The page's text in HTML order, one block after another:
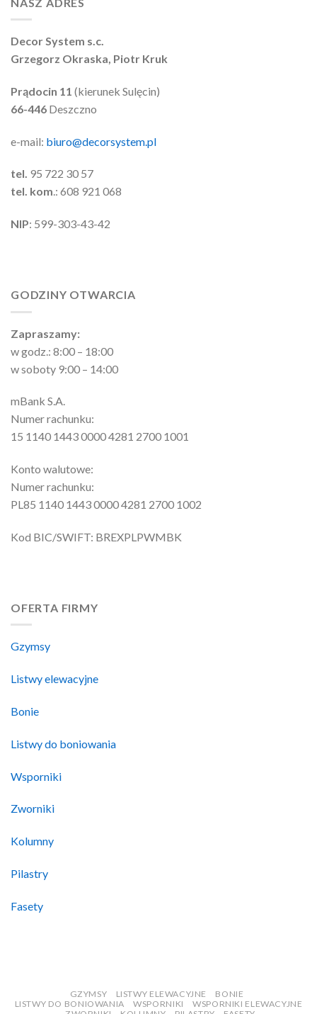
Decor System s.c.
Grzegorz Okraska, Piotr Kruk
Prądocin 11 (kierunek Sulęcin)
66-446 Deszczno
e-mail: biuro@decorsystem.pl
tel. 95 722 30 57
tel. kom.: 608 921 068
NIP: 599-303-43-42
GODZINY OTWARCIA
Zapraszamy:
w godz.: 8:00 – 18:00
w soboty 9:00 – 14:00
mBank S.A.
Numer rachunku:
15 1140 1443 0000 4281 2700 1001
Konto walutowe:
Numer rachunku:
PL85 1140 1443 0000 4281 2700 1002
Kod BIC/SWIFT: BREXPLPWMBK
OFERTA FIRMY
Gzymsy
Listwy elewacyjne
Bonie
Listwy do boniowania
Wsporniki
Zworniki
Kolumny
Pilastry
Fasety
GZYMSY LISTWY ELEWACYJNE
BONIE
LISTWY DO BONIOWANIA
WSPORNIKI
WSPORNIKI ELEWACYJNE